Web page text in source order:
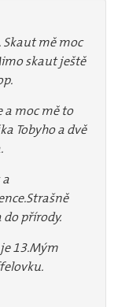
Skaut mě moc
skaut ještě
a moc mě to
Tobyho a dvě
do přírody.
13.Mým